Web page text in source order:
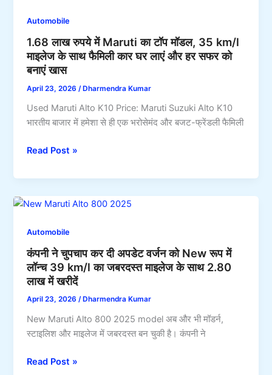
के
दमदार
फीचर्स
में
लाएं
26
kmpl
माइलेज
शानदार
7-
कार,
आप
कहेंगे
जीत
लिया
यार
Automobile
1.68 लाख रुपये में Maruti का टॉप मॉडल, 35 km/l
माइलेज के साथ फैमिली कार घर लाएं और हर सफर को
बनाएं खास
April 23, 2026 /Dharmendra Kumar
Used Maruti Alto K10 Price: Maruti Suzuki Alto K10
भारतीय बाजार में हमेशा से ही एक भरोसेमंद और बजट-फ्रेंडली फैमिली
1.68
रुपये
में
Maruti
टॉप
मॉडल,
35
km/l
माइलेज
साथ
फैमिली
घर
Read Post »
Automobile
कंपनी ने चुपचाप कर दी अपडेट वर्जन को New रूप में
लॉन्च 39 km/l का जबरदस्त माइलेज के साथ 2.80
लाख में खरीदें
April 23, 2026/ Dharmendra Kumar
New Maruti Alto 800 2025 model अब और भी मॉडर्न,
स्टाइलिश और माइलेज में जबरदस्त बन चुकी है। कंपनी ने
कंपनी
Read Post »